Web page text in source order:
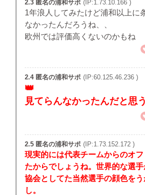
2.3 匿名の浦和サポ (IP:1.73.10.166 )
1年浪人してみたけど浦和以上に
なかったんだろうね、、
欧州では評価高くないのかもね
2.4 匿名の浦和サポ (IP:60.125.46.236 )
見てらんなかったんだと思う
2.5 匿名の浦和サポ (IP:1.73.152.172 )
現実的には代表チームからのオ
たからでしょうね。世界的な選手
協会としてた当然選手の顔色を
し。